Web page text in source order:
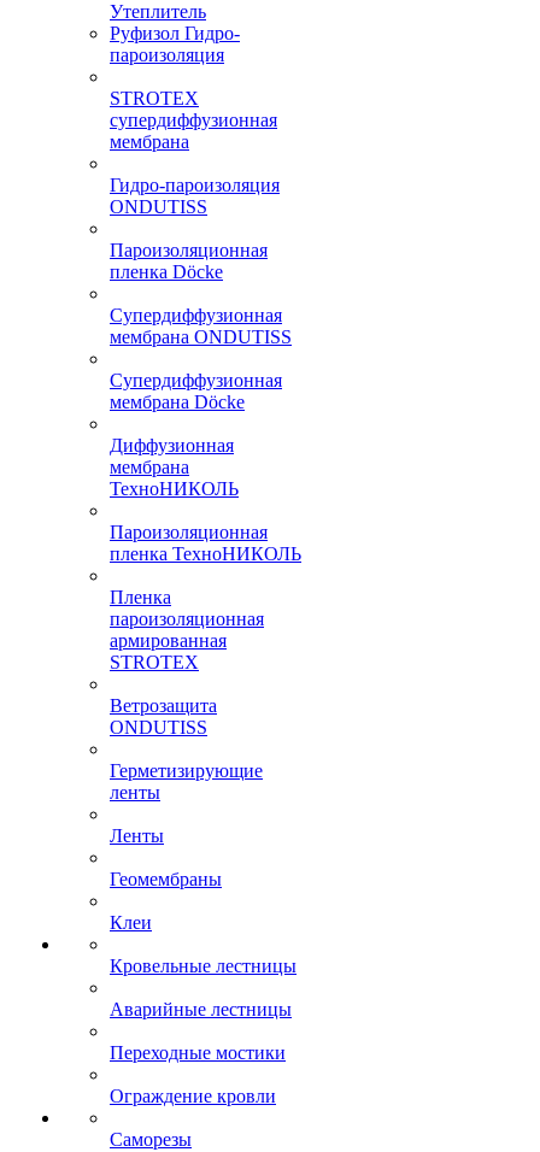
Утеплитель
Руфизол Гидро-
пароизоляция
STROTEX
супердиффузионная
мембрана
Гидро-пароизоляция
ONDUTISS
Пароизоляционная
пленка Döcke
Супердиффузионная
мембрана ONDUTISS
Супердиффузионная
мембрана Döcke
Диффузионная
мембрана
ТехноНИКОЛЬ
Пароизоляционная
пленка ТехноНИКОЛЬ
Пленка
пароизоляционная
армированная
STROTEX
Ветрозащита
ONDUTISS
Герметизирующие
ленты
Ленты
Геомембраны
Клеи
Кровельные лестницы
Аварийные лестницы
Переходные мостики
Ограждение кровли
Саморезы